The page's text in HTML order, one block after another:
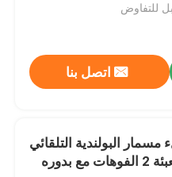
للتفاوض
اتصل بنا
البولندية التلقائي
معدات التعبئة 2 الفوهات مع بدوره